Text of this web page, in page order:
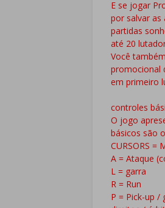
E se jogar
por salvar
partidas
até 20
Você
promocional
em primeiro
controles
O jogo
básicos são
CURSORS =
A = Ataque
L = garra
R = Run
P = Pick-up /